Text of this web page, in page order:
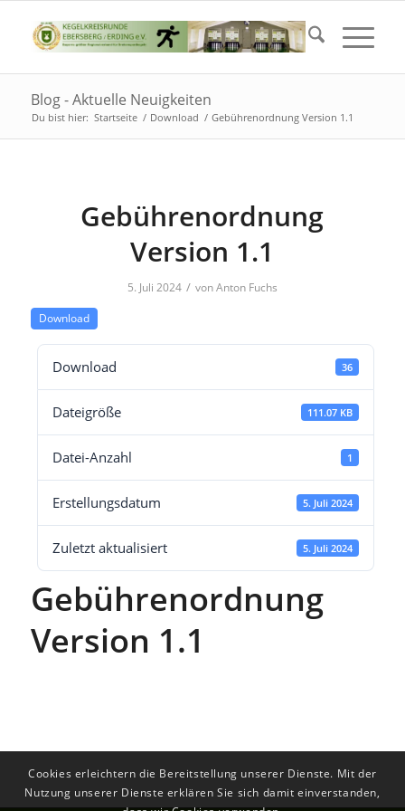
Blog - Aktuelle Neuigkeiten
Du bist hier: Startseite / Download / Gebührenordnung Version 1.1
Gebührenordnung
Version 1.1
5. Juli 2024 / vonAnton Fuchs
Download
Download 36
Dateigröße 111.07 KB
Datei-Anzahl 1
Erstellungsdatum 5. Juli 2024
Zuletzt aktualisiert 5. Juli 2024
Gebührenordnung
Version 1.1
Cookies erleichtern die Bereitstellung unserer Dienste. Mit der
Nutzung unserer Dienste erklären Sie sich damit einverstanden,